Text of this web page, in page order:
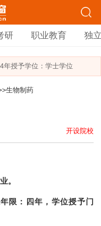
研 职业教育 独
年授予学位：学士学位
生物制药
开设院校
。
限：四年，学位授予门